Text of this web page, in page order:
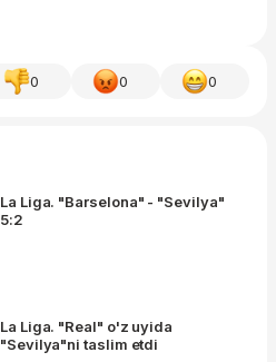
0 0 0
La Liga. "Barselona" - "Sevilya"
5:2
La Liga. "Real" o'z uyida
"Sevilya"ni taslim etdi